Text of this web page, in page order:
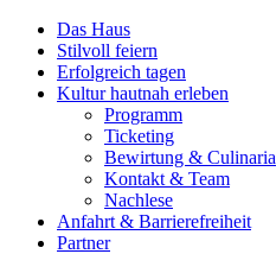
Das Haus
Stilvoll feiern
Erfolgreich tagen
Kultur hautnah erleben
Programm
Ticketing
Bewirtung & Culinaria
Kontakt & Team
Nachlese
Anfahrt & Barrierefreiheit
Partner